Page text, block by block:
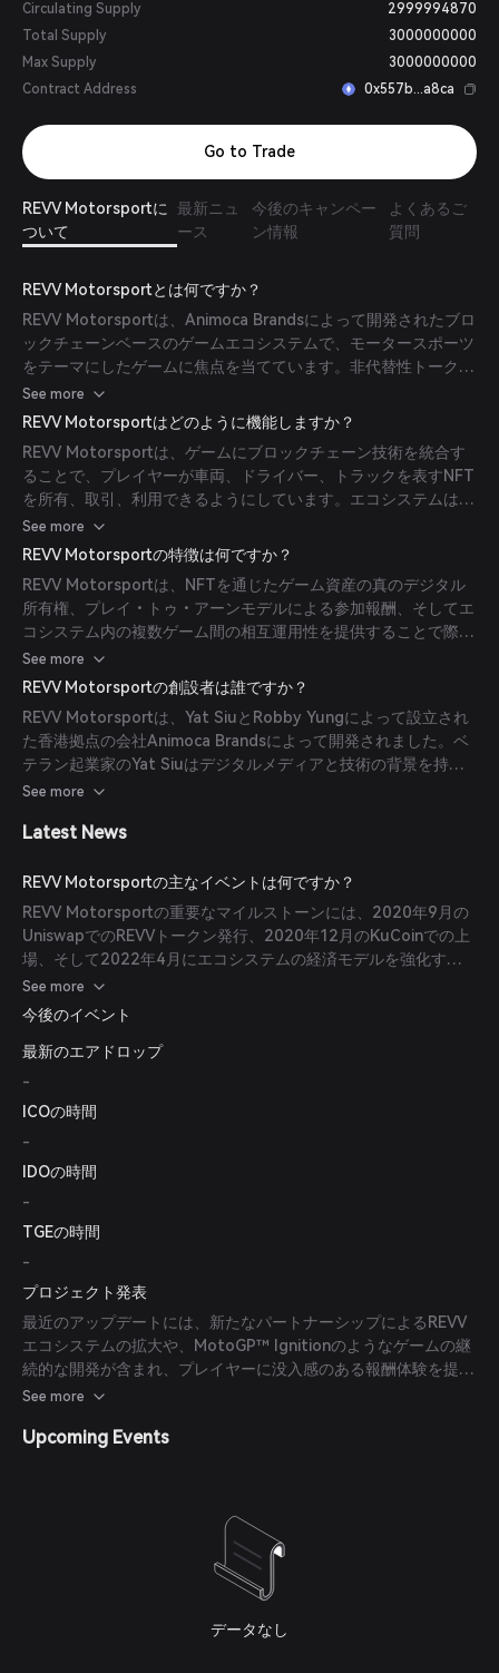
Circulating Supply
2999994870
Total Supply
3000000000
Max Supply
3000000000
Contract Address
0x557b...a8ca
Go to Trade
REVV Motorsportに
ついて
最新ニュ
ース
今後のキャンペー
ン情報
よくあるご
質問
REVV Motorsportとは何ですか？
REVV Motorsportは、Animoca Brandsによって開発されたブロ
ックチェーンベースのゲームエコシステムで、モータースポーツ
をテーマにしたゲームに焦点を当てています。非代替性トークン
（NFT）を通じてゲーム内資産の真のデジタル所有権をプレイヤ
ーに提供し、プレイ・トゥ・アーンモデルにより、さまざまなレ
ースゲームに参加することで報酬を得られることを目的としてい
ます。
See more
REVV Motorsportはどのように機能しますか？
REVV Motorsportは、ゲームにブロックチェーン技術を統合す
ることで、プレイヤーが車両、ドライバー、トラックを表すNFT
を所有、取引、利用できるようにしています。エコシステムは
REVVトークンを主要通貨として、アイテムの購入、レースのエ
ントリーフィー支払い、報酬の受け取りなどのゲーム内取引に使
用しています。
See more
REVV Motorsportの特徴は何ですか？
REVV Motorsportは、NFTを通じたゲーム資産の真のデジタル
所有権、プレイ・トゥ・アーンモデルによる参加報酬、そしてエ
コシステム内の複数ゲーム間の相互運用性を提供することで際立
っています。この相互接続されたアプローチにより、ゲーム体験
が向上し、プレイヤーに価値を提供します。
See more
REVV Motorsportの創設者は誰ですか？
REVV Motorsportは、Yat SiuとRobby Yungによって設立され
た香港拠点の会社Animoca Brandsによって開発されました。ベ
テラン起業家のYat Siuはデジタルメディアと技術の背景を持
ち、Robby YungはCEOとして、ブロックチェーンゲームとデジ
See more
Latest News
REVV Motorsportの主なイベントは何ですか？
REVV Motorsportの重要なマイルストーンには、2020年9月の
UniswapでのREVVトークン発行、2020年12月のKuCoinでの上
場、そして2022年4月にエコシステムの経済モデルを強化する
ために導入されたSHRDトークンが含まれます。
See more
今後のイベント
最新のエアドロップ
-
ICOの時間
-
IDOの時間
-
TGEの時間
-
プロジェクト発表
最近のアップデートには、新たなパートナーシップによるREVV
エコシステムの拡大や、MotoGP™ Ignitionのようなゲームの継
続的な開発が含まれ、プレイヤーに没入感のある報酬体験を提供
することを目指しています。
See more
Upcoming Events
データなし